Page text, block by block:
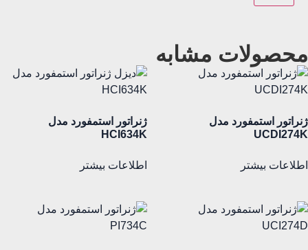
محصولات مشابه
ژنراتور استمفورد مدل
UCDI274K
اطلاعات بیشتر
ژنراتور استمفورد مدل
HCI634K
اطلاعات بیشتر